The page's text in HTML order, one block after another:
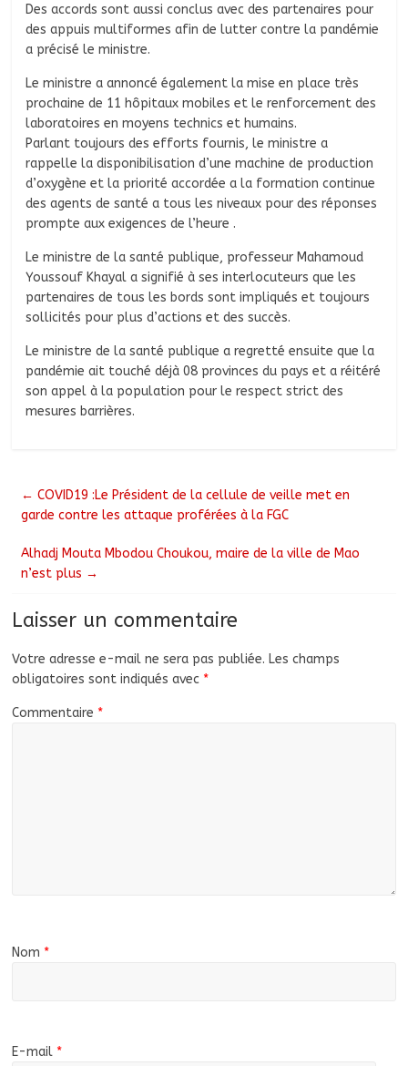
Des accords sont aussi conclus avec des partenaires pour
des appuis multiformes afin de lutter contre la pandémie
a précisé le ministre.
Le ministre a annoncé également la mise en place très
prochaine de 11 hôpitaux mobiles et le renforcement des
laboratoires en moyens technics et humains.
Parlant toujours des efforts fournis, le ministre a
rappelle la disponibilisation d’une machine de production
d’oxygène et la priorité accordée a la formation continue
des agents de santé a tous les niveaux pour des réponses
prompte aux exigences de l’heure .
Le ministre de la santé publique, professeur Mahamoud
Youssouf Khayal a signifié à ses interlocuteurs que les
partenaires de tous les bords sont impliqués et toujours
sollicités pour plus d’actions et des succès.
Le ministre de la santé publique a regretté ensuite que la
pandémie ait touché déjà 08 provinces du pays et a réitéré
son appel à la population pour le respect strict des
mesures barrières.
← COVID19 :Le Président de la cellule de veille met en
garde contre les attaque proférées à la FGC
Alhadj Mouta Mbodou Choukou, maire de la ville de Mao
n’est plus →
Laisser un commentaire
Votre adresse e-mail ne sera pas publiée. Les champs
obligatoires sont indiqués avec *
Commentaire *
Nom *
E-mail *